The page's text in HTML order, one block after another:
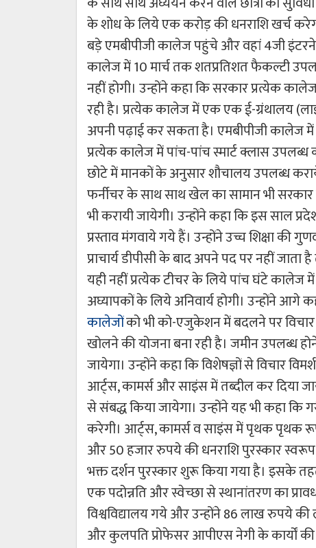
के शोध के लिये एक करोड़ की धनराशि खर्च
बड़े एमबीपीजी कालेज पहुंचे और वहां 4जी
कालेज में 10 मार्च तक शतप्रतिशत फैकल्टी
नहीं होगी। उन्होंने कहा कि सरकार प्रत्येक
रही है। प्रत्येक कालेज में एक एक ई-ग्रंथालय
अपनी पढ़ाई कर सकता है। एमबीपीजी कालेज
प्रत्येक कालेज में पांच-पांच स्मार्ट क्लास
छोटे में मानकों के अनुसार शौचालय उपलब्ध
फर्नीचर के साथ साथ खेल का सामान भी
भी करायी जायेगी। उन्होंने कहा कि इस साल
प्रस्ताव मंगवाये गये हैं। उन्होंने उच्च शिक्षा
प्राचार्य डीपीसी के बाद अपने पद पर नहीं
यही नहीं प्रत्येक टीचर के लिये पांच घंटे कालेज में
अघ्यापकों के लिये अनिवार्य होगी। उन्होंने
कालेजोंको भी को-एजुकेशन में बदलने पर विचार
खोलने की योजना बना रही है। जमीन उपलब्ध
जायेगा। उन्होंने कहा कि विशेषज्ञों से विचार
आर्ट्स, कामर्स और साइंस में तब्दील कर दिया
से संबद्ध किया जायेगा। उन्होंने यह भी कहा कि
करेगी। आर्ट्स, कामर्स व साइंस में पृथक पृथक रूप
और 50 हजार रुपये की धनराशि पुरस्कार स्वरूप
भक्त दर्शन पुरस्कार शुरू किया गया है। इसके
एक पदोन्नति और स्वेच्छा से स्थानांतरण का
विश्वविद्यालय गये और उन्होंने 86 लाख रुपये
और कुलपति प्रोफेसर आपीएस नेगी के कार्यों की